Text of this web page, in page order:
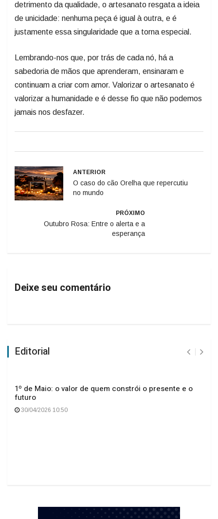
detrimento da qualidade, o artesanato resgata a ideia
de unicidade: nenhuma peça é igual à outra, e é
justamente essa singularidade que a torna especial.
Lembrando-nos que, por trás de cada nó, há a
sabedoria de mãos que aprenderam, ensinaram e
continuam a criar com amor. Valorizar o artesanato é
valorizar a humanidade e é desse fio que não podemos
jamais nos desfazer.
ANTERIOR
O caso do cão Orelha que repercutiu
no mundo
PRÓXIMO
Outubro Rosa: Entre o alerta e a
esperança
Deixe seu comentário
Editorial
1º de Maio: o valor de quem constrói o presente e o
futuro
30/04/2026 10:50